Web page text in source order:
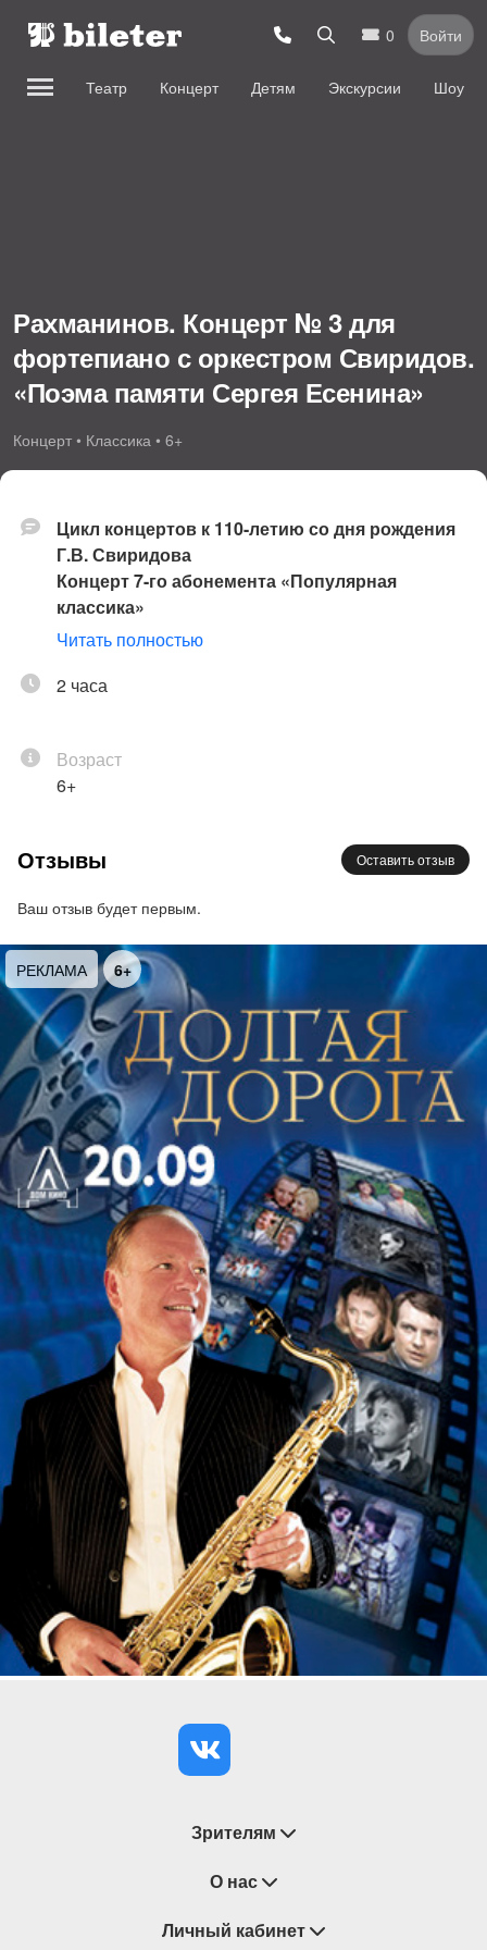
0 Войти
Театр Концерт Детям Экскурсии Шоу
Рахманинов. Концерт № 3 для
фортепиано с оркестром Свиридов.
«Поэма памяти Сергея Есенина»
Концерт • Классика • 6+
Цикл концертов к 110-летию со дня рождения
Г.В. Свиридова
Концерт 7-го абонемента «Популярная
классика»
Александр Соловьев
Заслуженный коллектив России
академический симфонический оркестр
Рахманинов
Концерт № 3 для фортепиано с оркестром
Свиридов
«Поэма памяти Сергея Есенина» для тенора,
хора и оркестра, слова С.Есенина
Продолжительность концерта:
2 часа 00 минут с одним антрактом
Читать полностью
2 часа
Возраст
6+
Отзывы Оставить отзыв
Ваш отзыв будет первым.
РЕКЛАМА
Зрителям
Восстановление билетов
Замена / Отмена / Перенос мероприятий
О нас
О компании
Личный кабинет